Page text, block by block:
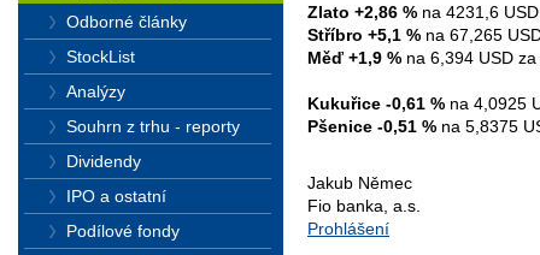
Zlato +2,86 % na 4231,6
Stříbro +5,1 % na 67,265
Měď +1,9 % na 6,394 USD
Kukuřice -0,61 % na 4,0925
Pšenice -0,51 % na 5,8375
Jakub Němec
Fio banka, a.s.
Prohlášení
Odborné články
StockList
Analýzy
Souhrn z trhu - reporty
Dividendy
IPO a ostatní
Podílové fondy